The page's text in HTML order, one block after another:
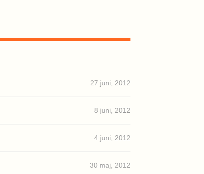
27 juni, 2012
8 juni, 2012
4 juni, 2012
30 maj, 2012